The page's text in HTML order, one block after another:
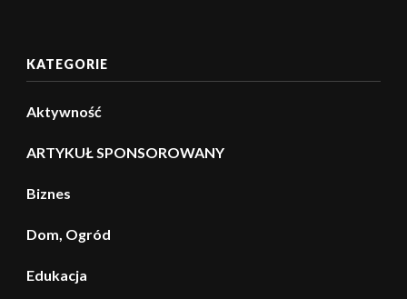
KATEGORIE
Aktywność
ARTYKUŁ SPONSOROWANY
Biznes
Dom, Ogród
Edukacja